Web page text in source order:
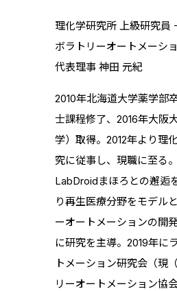
理化学研究所 上級研究員
ボラトリーオートメーシ
代表理事 神田 元紀
2010年北海道大学薬学部
士課程修了、2016年大阪
学）取得。2012年より理
究に従事し、現職に至る
LabDroidまほろとの邂逅
り再生医療分野をモデル
ーオートメーションの開
に研究を主導。2019年に
トメーション研究会（現
リーオートメーション協